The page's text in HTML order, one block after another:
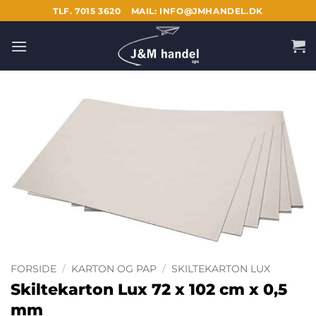
til
indhold
TLF. 7015 3620 MAIL: INFO@JMHANDEL.DK
FORSIDE / KARTON OG PAP / SKILTEKARTON LUX
Skiltekarton Lux 72 x 102 cm x 0,5
mm